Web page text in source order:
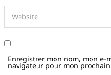
Enregistrer mon nom, mon e-
navigateur pour mon